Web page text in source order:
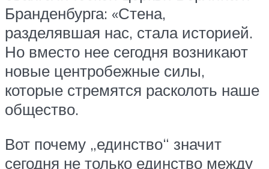
Бранденбурга: «Стена,
разделявшая нас, стала историей.
Но вместо нее сегодня возникают
новые центробежные силы,
которые стремятся расколоть наше
общество.
Вот почему „единство“ значит
сегодня не только единство между